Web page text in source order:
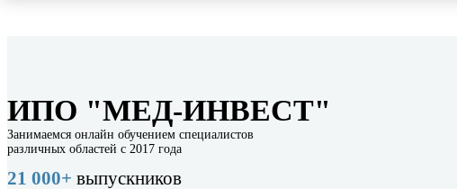
ИПО "МЕД-ИНВЕСТ"
Занимаемся онлайн обучением специалистов
различных областей с 2017 года
21 000+ выпускников